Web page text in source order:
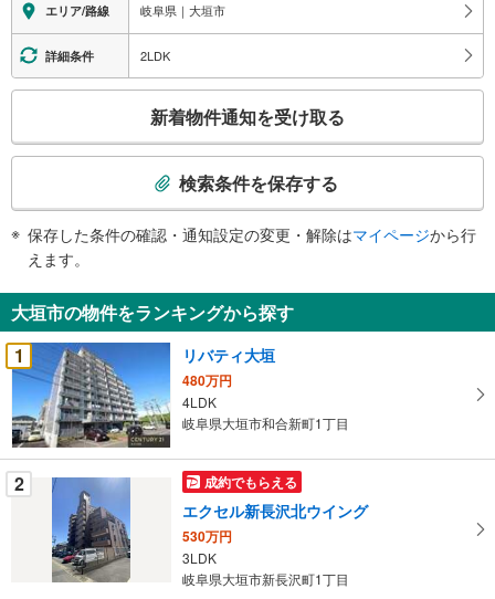
エリア/路線 岐阜県｜大垣市
詳細条件 2LDK
検
知
を
受
け
取
る
・
条
件
新着物件通知を受け取る
検索条件を保存する
保存した条件の確認・通知設定の変更・解除はマイページから行
えます。
大垣市の物件をランキングから探す
1
リバティ大垣
480万円
4LDK
岐阜県大垣市和合新町1丁目
2 成約でもらえる
エクセル新長沢北ウイング
530万円
3LDK
岐阜県大垣市新長沢町1丁目